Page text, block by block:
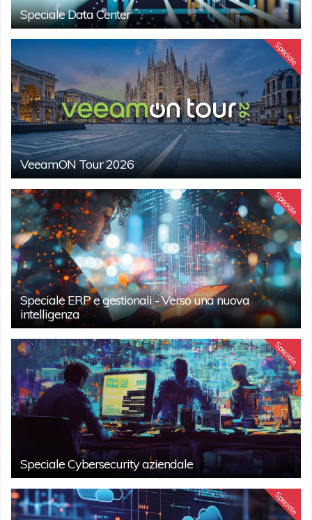
Speciale Data Center
Speciale
VeeamON Tour 2026
Speciale
Speciale ERP e gestionali - Verso una nuova
intelligenza
Speciale
Speciale Cybersecurity aziendale
Speciale